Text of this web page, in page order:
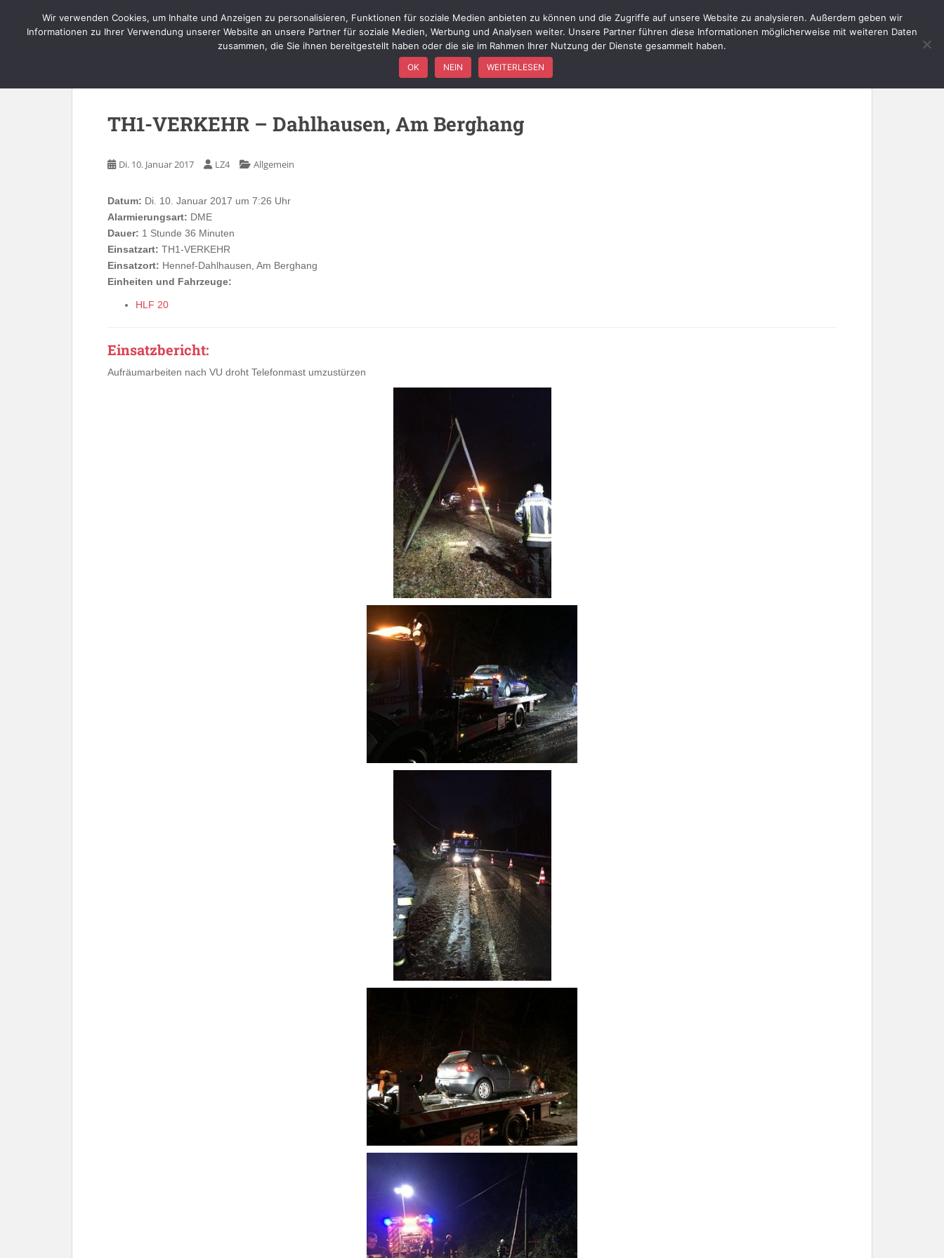
WIR ÜBER UNS FÖRDERVEREIN FAHRZEUGE EINSÄTZE AKTUELLES SERVICE KONTAKT
TH1-VERKEHR – Dahlhausen, Am Berghang
Di. 10. Januar 2017 LZ4 Allgemein
Datum: Di. 10. Januar 2017 um 7:26 Uhr
Alarmierungsart: DME
Dauer: 1 Stunde 36 Minuten
Einsatzart: TH1-VERKEHR
Einsatzort: Hennef-Dahlhausen, Am Berghang
Einheiten und Fahrzeuge:
HLF 20
Einsatzbericht:
Aufräumarbeiten nach VU droht Telefonmast umzustürzen
Wir verwenden Cookies, um Inhalte und Anzeigen zu personalisieren, Funktionen für soziale Medien anbieten zu können und die Zugriffe auf unsere Website zu analysieren. Außerdem geben wir
Informationen zu Ihrer Verwendung unserer Website an unsere Partner für soziale Medien, Werbung und Analysen weiter. Unsere Partner führen diese Informationen möglicherweise mit weiteren Daten
zusammen, die Sie ihnen bereitgestellt haben oder die sie im Rahmen Ihrer Nutzung der Dienste gesammelt haben.
OK NEIN WEITERLESEN